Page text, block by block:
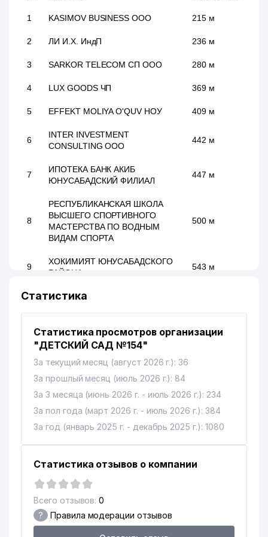
1 KASIMOV BUSINESS ООО 215 м
2 ЛИ И.Х. ИндП 236 м
3 SARKOR TELECOM СП ООО 280 м
4 LUX GOODS ЧП 369 м
5 EFFEKT MOLIYA O'QUV НОУ 409 м
6
INTER INVESTMENT
CONSULTING ООО
442 м
7
ИПОТЕКА БАНК АКИБ
ЮНУСАБАДСКИЙ ФИЛИАЛ
447 м
8
РЕСПУБЛИКАНСКАЯ ШКОЛА
ВЫСШЕГО СПОРТИВНОГО
МАСТЕРСТВА ПО ВОДНЫМ
ВИДАМ СПОРТА
500 м
9
ХОКИМИЯТ ЮНУСАБАДСКОГО
РАЙОНА
543 м
10 ALL BEST SERVICE ООО
12 GALLERY INTERIOR ООО
НИИ СЕЙСМОЛОГИИ им. Г.А.
МАВЛЯНОВА АН РУз
ТАШКЕНТСКИЙ
АРХИТЕКТУРНО-
СТРОИТЕЛЬНЫЙ ИНСТИТУТ
665 м
16 PRO ART DECOR СП ООО
17
ЦЕНТРАЛЬНОЕ
АЭРОГЕОДЕЗИЧЕСКОЕ
ПРЕДПРИЯТИЕ
Статистика
Статистика просмотров организации
"ДЕТСКИЙ САД №154"
За текущий месяц (август 2026 г.): 36
За прошлый месяц (июль 2026 г.): 84
За 3 месяца (июнь 2026 г. - июль 2026 г.): 234
За пол года (март 2026 г. - июль 2026 г.): 384
За год (январь 2025 г. - декабрь 2025 г.): 1080
Статистика отзывов о компании
Всего отзывов: 0
? Правила модерации отзывов